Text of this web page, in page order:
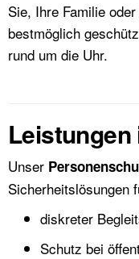
Sie, Ihre Familie
bestmöglich
rund um die Uhr.
Unser
Sicherheitslösungen
diskreter
Schutz bei